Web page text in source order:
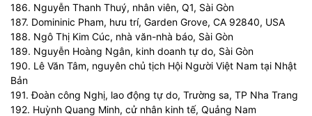
186. Nguyễn Thanh Thuý, nhân viên, Q1, Sài Gòn
187. Domininic Pham, hưu trí, Garden Grove, CA 92840, USA
188. Ngô Thị Kim Cúc, nhà văn-nhà báo, Sài Gòn
189. Nguyễn Hoàng Ngân, kinh doanh tự do, Sài Gòn
190. Lê Văn Tâm, nguyên chủ tịch Hội Người Việt Nam tại Nhật
Bản
191. Đoàn công Nghị, lao động tự do, Trường sa, TP Nha Trang
192. Huỳnh Quang Minh, cử nhân kinh tế, Quảng Nam